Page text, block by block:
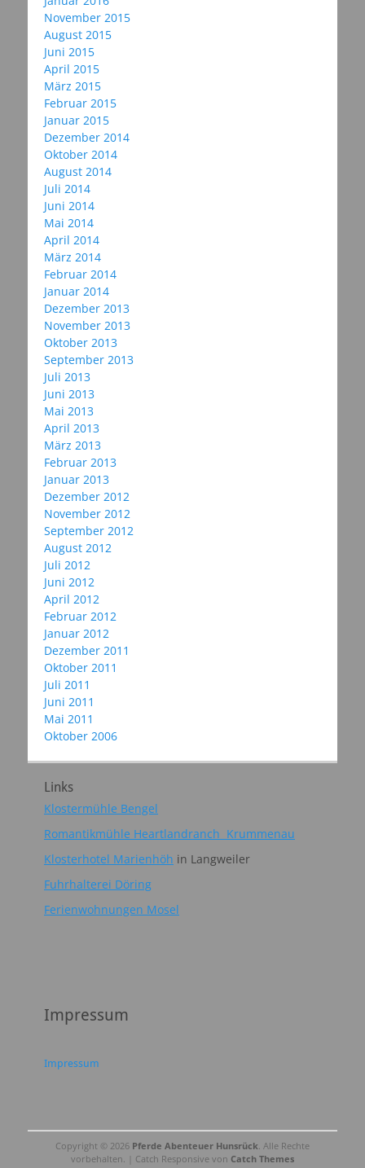
November 2015
August 2015
Juni 2015
April 2015
März 2015
Februar 2015
Januar 2015
Dezember 2014
Oktober 2014
August 2014
Juli 2014
Juni 2014
Mai 2014
April 2014
März 2014
Februar 2014
Januar 2014
Dezember 2013
November 2013
Oktober 2013
September 2013
Juli 2013
Juni 2013
Mai 2013
April 2013
März 2013
Februar 2013
Januar 2013
Dezember 2012
November 2012
September 2012
August 2012
Juli 2012
Juni 2012
April 2012
Februar 2012
Januar 2012
Dezember 2011
Oktober 2011
Juli 2011
Juni 2011
Mai 2011
Oktober 2006
Links
Klostermühle Bengel
Romantikmühle Heartlandranch Krummenau
Klosterhotel Marienhöh in Langweiler
Fuhrhalterei Döring
Ferienwohnungen Mosel
Impressum
Impressum
Copyright © 2026 Pferde Abenteuer Hunsrück. Alle Rechte
vorbehalten. | Catch Responsive von Catch Themes